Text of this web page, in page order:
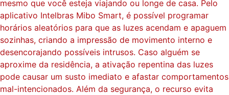
mesmo que você esteja viajando ou longe de casa. Pelo
aplicativo Intelbras Mibo Smart, é possível programar
horários aleatórios para que as luzes acendam e apaguem
sozinhas, criando a impressão de movimento interno e
desencorajando possíveis intrusos. Caso alguém se
aproxime da residência, a ativação repentina das luzes
pode causar um susto imediato e afastar comportamentos
mal-intencionados. Além da segurança, o recurso evita